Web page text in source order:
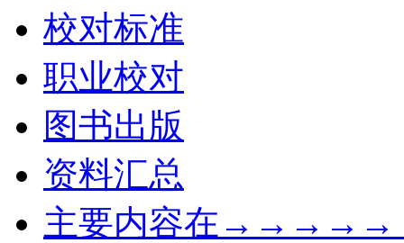
校对标准
职业校对
图书出版
资料汇总
主要内容在→→→→→【